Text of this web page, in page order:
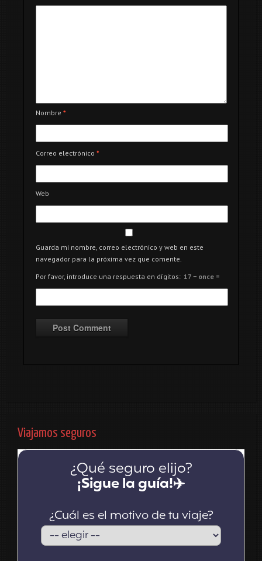
Nombre *
Correo electrónico *
Web
Guarda mi nombre, correo electrónico y web en este
navegador para la próxima vez que comente.
Por favor, introduce una respuesta en dígitos: 17 − once =
Viajamos seguros